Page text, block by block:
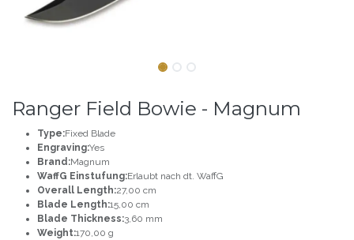
Ranger Field Bowie - Magnum
Type:Fixed Blade
Engraving:Yes
Brand:Magnum
WaffG Einstufung:Erlaubt nach dt. WaffG
Overall Length:27,00 cm
Blade Length:15,00 cm
Blade Thickness:3,60 mm
Weight:170,00 g